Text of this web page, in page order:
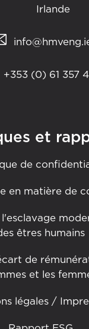
Irlande
+353 (0) 61 357
et
de
en matière de
l'esclavage
êtres humains
de
et les
légales /